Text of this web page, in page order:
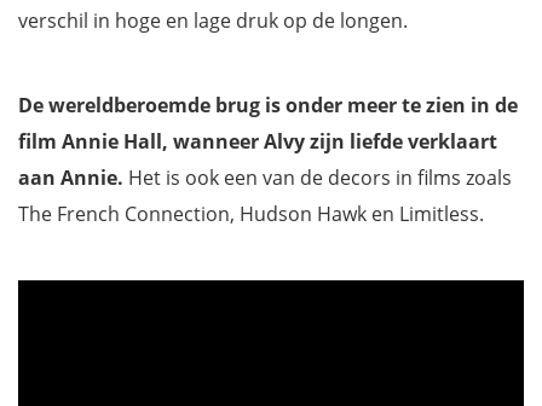
verschil in hoge en lage druk op de longen.
De wereldberoemde brug is onder meer te zien in de
film Annie Hall, wanneer Alvy zijn liefde verklaart
aan Annie. Het is ook een van de decors in films zoals
The French Connection, Hudson Hawk en Limitless.